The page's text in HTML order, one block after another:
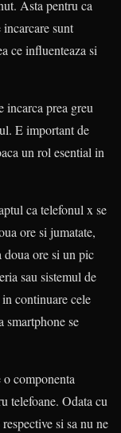
Asta pentru ca
sunt
ce influenteaza si
incarca prea greu
E important de
un rol esential in
ca telefonul x se
ore si jumatate,
doua ore si un pic
sau sistemul de
continuare cele
smartphone se
componenta
telefoane. Odata cu
si sa nu ne